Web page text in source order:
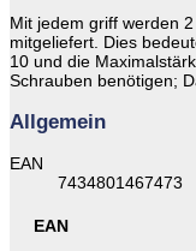
Mit jedem griff werden
mitgeliefert. Dies
10 und die
Schrauben benötigen;
Allgemein
EAN
7434801467473
EAN